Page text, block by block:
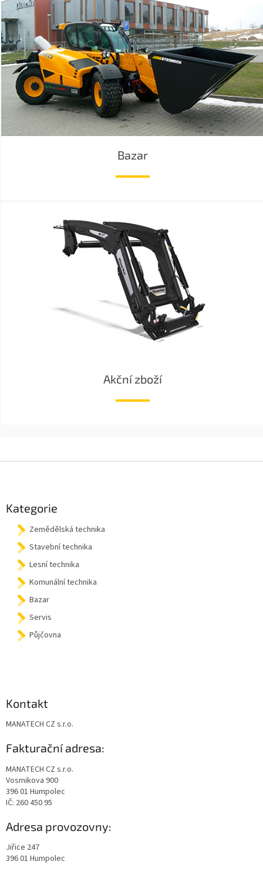
Bazar
Akční zboží
Kategorie
Zemědělská technika
Stavební technika
Lesní technika
Komunální technika
Bazar
Servis
Půjčovna
Kontakt
MANATECH CZ s.r.o.
Fakturační adresa:
MANATECH CZ s.r.o.
Vosmikova 900
396 01 Humpolec
IČ: 260 450 95
Adresa provozovny:
Jiřice 247
396 01 Humpolec